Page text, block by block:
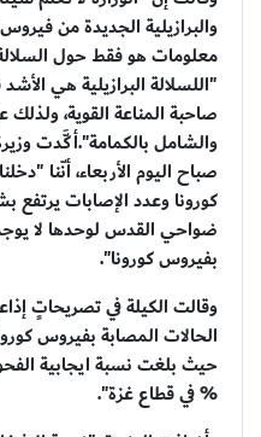
والبرازيلية الجديدة من
معلومات هو فقط حول السلالة
"اللسلالة البرازيلية هي
صاحبة المناعة القوية، ولذلك
والشامل بالكمامة".أكَّدت
صباح اليوم الأربعاء، أنّنا
كورونا وعدد الإصابات
ضواحي القدس لوحدها لا
بفيروس كورونا".
وقالت الكيلة في تصريحاتٍ
الحالات المصابة بفيروس
% في قطاع غزة".